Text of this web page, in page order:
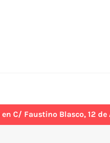
C/ Faustino Blasco, 12